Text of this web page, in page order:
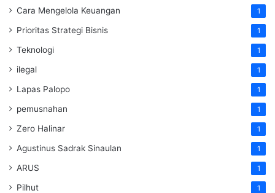
Cara Mengelola Keuangan 1
Prioritas Strategi Bisnis 1
Teknologi 1
ilegal 1
Lapas Palopo 1
pemusnahan 1
Zero Halinar 1
Agustinus Sadrak Sinaulan 1
ARUS 1
Pilhut 1